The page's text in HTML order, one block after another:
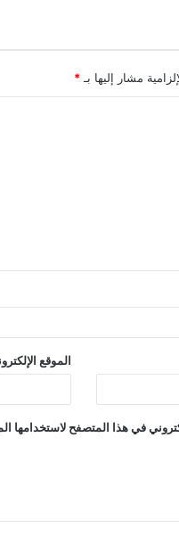
مشار إليها بـ*
الموقع
في هذا المتصفح لاستخدامها